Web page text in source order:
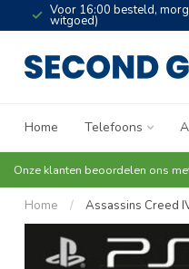
Voor 16:00 besteld,
witgoed)
Home Telefoons
Onze klanten beoordelen ons
Home / Assassins Creed